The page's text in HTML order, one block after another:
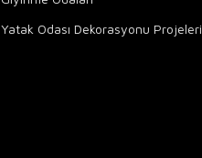
Yatak Odası Dekorasyonu Projeleri